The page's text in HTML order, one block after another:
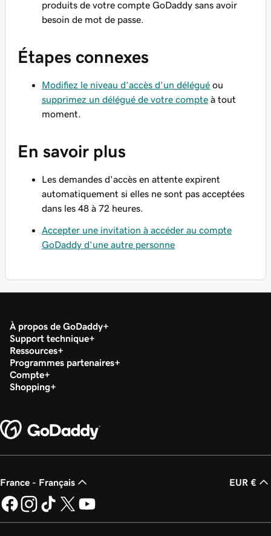
produits de votre compte GoDaddy sans avoir
besoin de mot de passe.
Étapes connexes
Modifiez le niveau d’accès d’un délégué ou
supprimez un délégué de votre compte à tout
moment.
En savoir plus
Les demandes d'accès en attente expirent
automatiquement si elles ne sont pas acceptées
dans les 48 à 72 heures.
Accepter une invitation à accéder au compte
GoDaddy d’une autre personne
À propos de GoDaddy
Support technique
Ressources
Programmes partenaires
Compte
Shopping
France - Français EUR €